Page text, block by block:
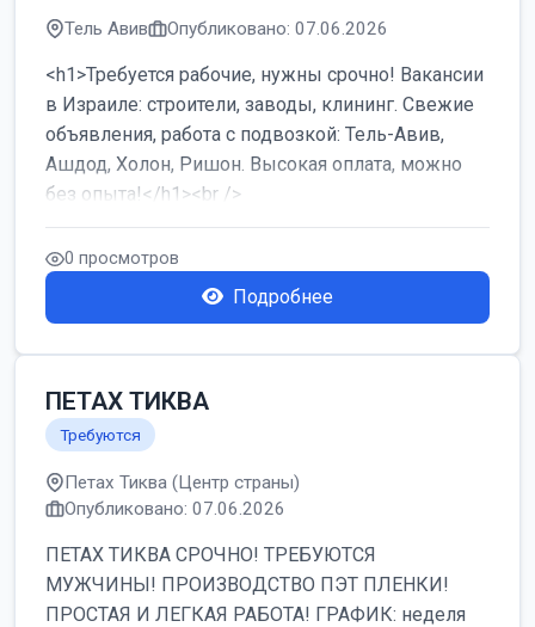
Тель Авив Опубликовано: 07.06.2026
<h1>Требуется рабочие, нужны срочно! Вакансии
в Израиле: строители, заводы, клининг. Свежие
объявления, работа с подвозкой: Тель-Авив,
Ашдод, Холон, Ришон. Высокая оплата, можно
без опыта!</h1><br />
...
0 просмотров
Подробнее
ПЕТАХ ТИКВА
Требуются
Петах Тиква (Центр страны)
Опубликовано: 07.06.2026
ПЕТАХ ТИКВА СРОЧНО! ТРЕБУЮТСЯ
МУЖЧИНЫ! ПРОИЗВОДСТВО ПЭТ ПЛЕНКИ!
ПРОСТАЯ И ЛЕГКАЯ РАБОТА! ГРАФИК: неделя